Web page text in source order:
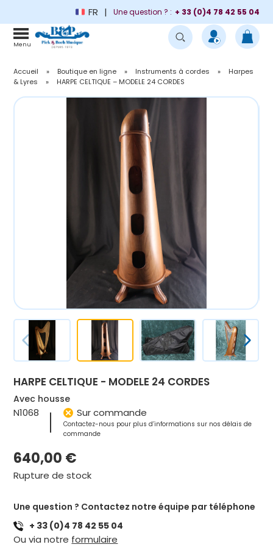
FR Une question ? : + 33 (0)4 78 42 55 04
Menu
Accueil » Boutique en ligne » Instruments à cordes »
Harpes
& Lyres
» HARPE CELTIQUE – MODELE 24 CORDES
HARPE CELTIQUE - MODELE 24 CORDES
Avec housse
N1068 Sur commande
Contactez-nous pour plus d’informations sur nos délais de
commande
640,00 €
Rupture de stock
Une question ? Contactez notre équipe par téléphone
+ 33 (0)4 78 42 55 04
Ou via notre formulaire